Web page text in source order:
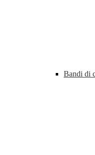
Bandi di